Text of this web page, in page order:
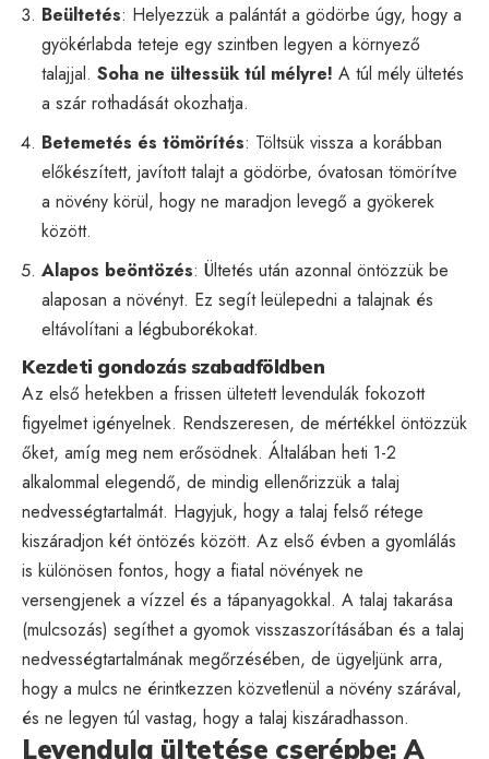
Beültetés: Helyezzük a palántát a gödörbe úgy, hogy a
gyökérlabda teteje egy szintben legyen a környező
talajjal. Soha ne ültessük túl mélyre! A túl mély ültetés
a szár rothadását okozhatja.
Betemetés és tömörítés: Töltsük vissza a korábban
előkészített, javított talajt a gödörbe, óvatosan tömörítve
a növény körül, hogy ne maradjon levegő a gyökerek
között.
Alapos beöntözés: Ültetés után azonnal öntözzük be
alaposan a növényt. Ez segít leülepedni a talajnak és
eltávolítani a légbuborékokat.
Kezdeti gondozás szabadföldben
Az első hetekben a frissen ültetett levendulák fokozott
figyelmet igényelnek. Rendszeresen, de mértékkel öntözzük
őket, amíg meg nem erősödnek. Általában heti 1-2
alkalommal elegendő, de mindig ellenőrizzük a talaj
nedvességtartalmát. Hagyjuk, hogy a talaj felső rétege
kiszáradjon két öntözés között. Az első évben a gyomlálás
is különösen fontos, hogy a fiatal növények ne
versengjenek a vízzel és a tápanyagokkal. A talaj takarása
(mulcsozás) segíthet a gyomok visszaszorításában és a talaj
nedvességtartalmának megőrzésében, de ügyeljünk arra,
hogy a mulcs ne érintkezzen közvetlenül a növény szárával,
és ne legyen túl vastag, hogy a talaj kiszáradhasson.
Levendula ültetése cserépbe: A